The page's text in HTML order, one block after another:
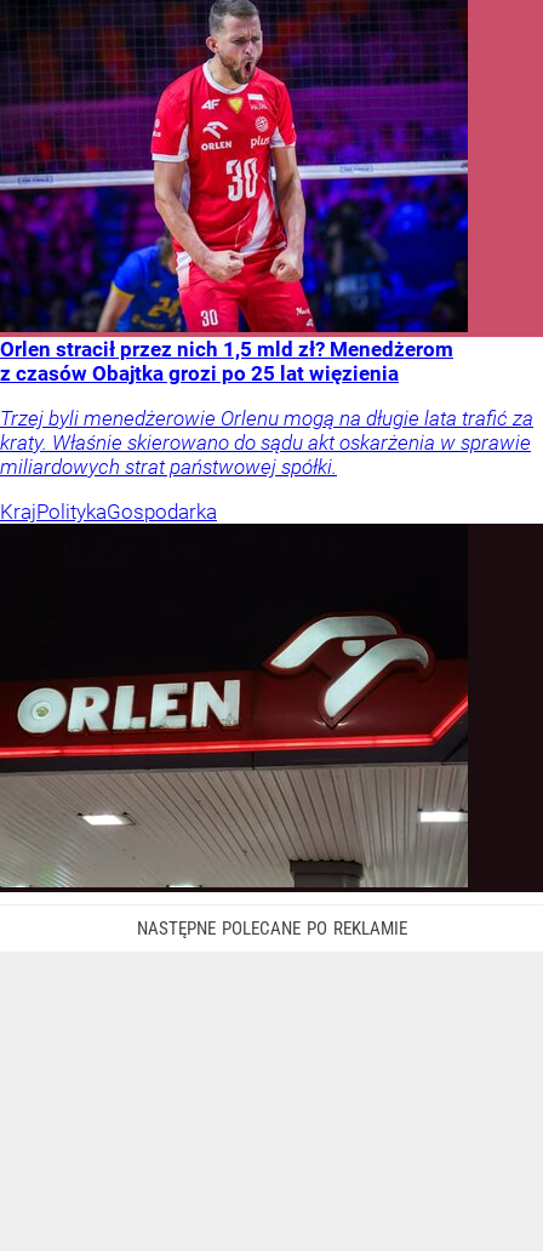
Orlen stracił przez nich 1,5 mld zł? Menedżerom
z czasów Obajtka grozi po 25 lat więzienia
Trzej byli menedżerowie Orlenu mogą na długie lata trafić za
kraty. Właśnie skierowano do sądu akt oskarżenia w sprawie
miliardowych strat państwowej spółki.
KrajPolitykaGospodarka